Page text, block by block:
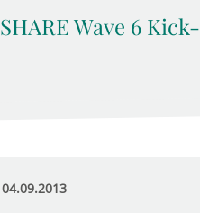
SHARE Wave 6
04.09.2013